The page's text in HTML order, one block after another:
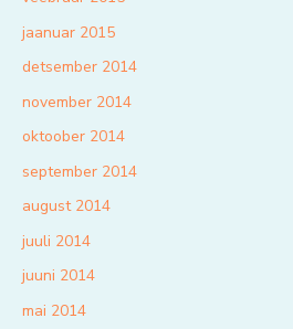
jaanuar 2015
detsember 2014
november 2014
oktoober 2014
september 2014
august 2014
juuli 2014
juuni 2014
mai 2014